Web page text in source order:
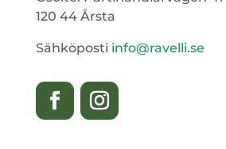
120 44 Årsta
Sähköposti info@ravelli.se